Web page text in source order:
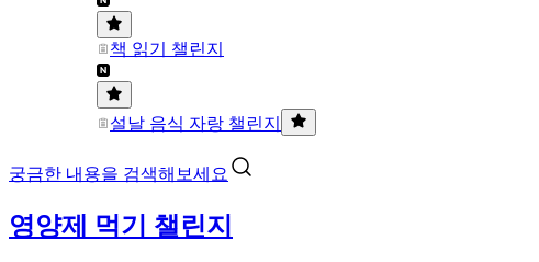
책 읽기 챌린지
설날 음식 자랑 챌린지
궁금한 내용을 검색해보세요
영양제 먹기 챌린지